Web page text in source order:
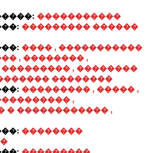
�����������
��������� ������
���� , �����������
, �������� ,
, ��������
��������
��������� , ����� ,
,
� ������������ ,
��������